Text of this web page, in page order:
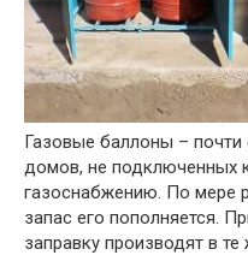
Газовые баллоны – почти
домов, не подключенных
газоснабжению. По мере
запас его пополняется.
заправку производят в